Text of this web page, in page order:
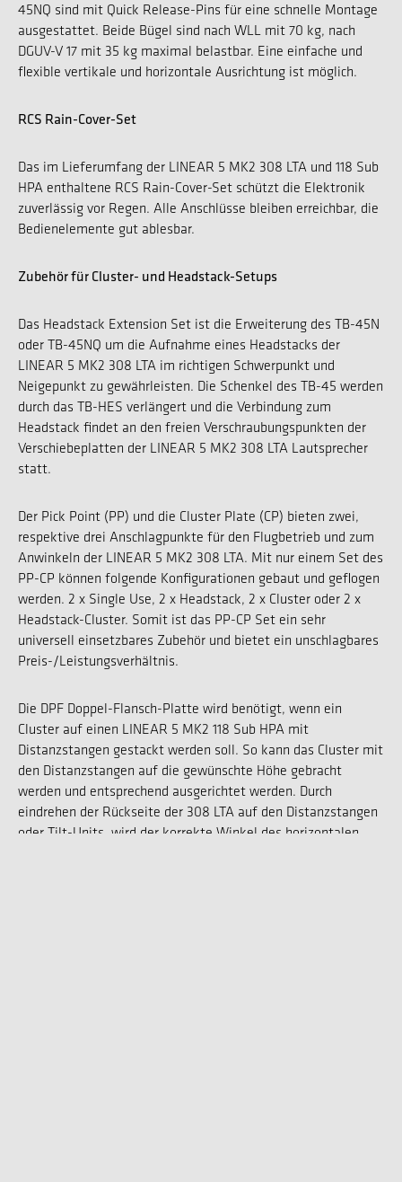
45NQ sind mit Quick Release-Pins für eine schnelle Montage
ausgestattet. Beide Bügel sind nach WLL mit 70 kg, nach
DGUV-V 17 mit 35 kg maximal belastbar. Eine einfache und
flexible vertikale und horizontale Ausrichtung ist möglich.
RCS Rain-Cover-Set
Das im Lieferumfang der LINEAR 5 MK2 308 LTA und 118 Sub
HPA enthaltene RCS Rain-Cover-Set schützt die Elektronik
zuverlässig vor Regen. Alle Anschlüsse bleiben erreichbar, die
Bedienelemente gut ablesbar.
Zubehör für Cluster- und Headstack-Setups
Das Headstack Extension Set ist die Erweiterung des TB-45N
oder TB-45NQ um die Aufnahme eines Headstacks der
LINEAR 5 MK2 308 LTA im richtigen Schwerpunkt und
Neigepunkt zu gewährleisten. Die Schenkel des TB-45 werden
durch das TB-HES verlängert und die Verbindung zum
Headstack findet an den freien Verschraubungspunkten der
Verschiebeplatten der LINEAR 5 MK2 308 LTA Lautsprecher
statt.
Der Pick Point (PP) und die Cluster Plate (CP) bieten zwei,
respektive drei Anschlagpunkte für den Flugbetrieb und zum
Anwinkeln der LINEAR 5 MK2 308 LTA. Mit nur einem Set des
PP-CP können folgende Konfigurationen gebaut und geflogen
werden. 2 x Single Use, 2 x Headstack, 2 x Cluster oder 2 x
Headstack-Cluster. Somit ist das PP-CP Set ein sehr
universell einsetzbares Zubehör und bietet ein unschlagbares
Preis-/Leistungsverhältnis.
Die DPF Doppel-Flansch-Platte wird benötigt, wenn ein
Cluster auf einen LINEAR 5 MK2 118 Sub HPA mit
Distanzstangen gestackt werden soll. So kann das Cluster mit
den Distanzstangen auf die gewünschte Höhe gebracht
werden und entsprechend ausgerichtet werden. Durch
eindrehen der Rückseite der 308 LTA auf den Distanzstangen
oder Tilt-Units, wird der korrekte Winkel des horizontalen